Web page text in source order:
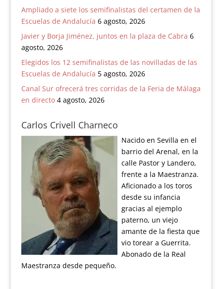
Ampliado a siete los semifinalistas del certamen de la
Escuelas de Andalucía 6 agosto, 2026
Javier y Borja Jiménez, juntos en la plaza de Cabra 6
agosto, 2026
Elegidos los 12 semifinalistas de las novilladas de las
Escuelas de Andalucía 5 agosto, 2026
Canal Sur ofrecerá tres corridas de la Feria de Málaga
en directo 4 agosto, 2026
Carlos Crivell Charneco
Nacido en Sevilla en el
barrio del Arenal, en la
calle Pastor y Landero,
frente a la Maestranza.
Aficionado a los toros
desde su infancia
gracias al ejemplo
paterno, un viejo
amante de la fiesta que
vio torear a Guerrita.
Abonado de la Real
Maestranza desde pequeño.